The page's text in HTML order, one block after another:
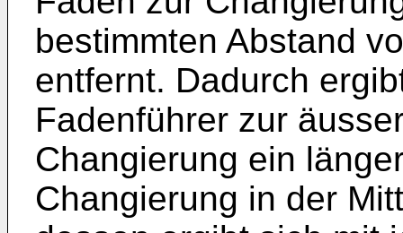
bestimmten Abstand
entfernt. Dadurch
Fadenführer zur
Changierung ein
Changierung in der